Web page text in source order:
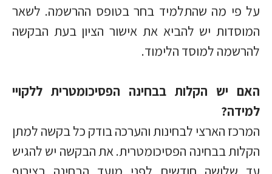
על פי מה שהתלמיד בחר בטופס ההרשמה. לשאר
המוסדות יש להביא את אישור הציון בעת הבקשה
להרשמה למוסד הלימוד.
האם יש הקלות בבחינה הפסיכומטרית ללקויי
למידה?
המרכז הארצי לבחינות והערכה בודק כל בקשה למתן
הקלות בבחינה הפסיכומטרית. את הבקשה יש להגיש